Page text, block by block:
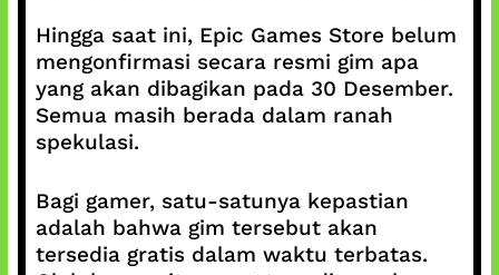
Hingga saat ini, Epic Games Store belum
mengonfirmasi secara resmi gim apa
yang akan dibagikan pada 30 Desember.
Semua masih berada dalam ranah
spekulasi.
Bagi gamer, satu-satunya kepastian
adalah bahwa gim tersebut akan
tersedia gratis dalam waktu terbatas.